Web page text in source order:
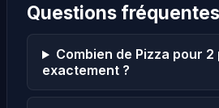
Questions fréquentes
Combien de Pizza pour
exactement ?